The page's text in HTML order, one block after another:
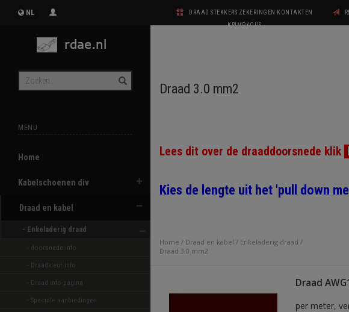
NL
DRAAD STEKKERS ZEKERINGEN KONTAKTEN
KRIMPKOUS
MENU
Home
Kabelschoenen div
Draad en kabel
- Enkeladerig draad
- doorsnede info
- Draadkleur info
- Draad info-pagina
- Speciale aanbiedingen
Draad 3.0 mm2
Lees dit over de draaddoorsnede klik
Kies de lengte uit het 'pull down
Home / Draad en kabel / Enkeladerig draad /
Draad 3.0 mm2
Draad
per meter,